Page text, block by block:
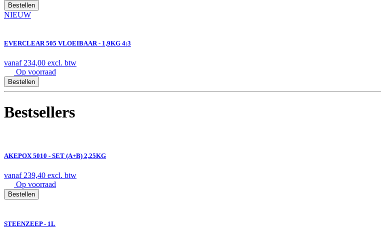
Bestellen
NIEUW
EVERCLEAR 505 VLOEIBAAR - 1,9KG 4:3
vanaf 234,00 excl. btw
Op voorraad
Bestellen
Bestsellers
AKEPOX 5010 - SET (A+B) 2,25KG
vanaf 239,40 excl. btw
Op voorraad
Bestellen
STEENZEEP - 1L